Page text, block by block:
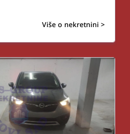
Više o nekretnini >